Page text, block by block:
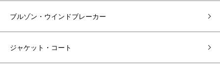
ブルゾン・ウインドブレーカー
ジャケット・コート